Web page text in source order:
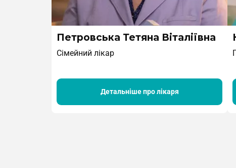
Петровська Тетяна Віталіївна
Сімейний лікар
Детальніше про лікаря